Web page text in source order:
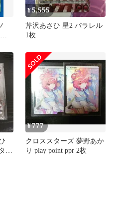
¥5,555
芹沢あさひ 星2 パラレル
1枚
ン
¥777
クロススターズ 夢野あか
り play point ppr 2枚